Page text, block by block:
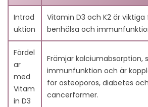
8.8. 8. Är det nödvändigt att ta
tillskott?
8.10. 10. Kan jag få tillräckligt med
exponering ensam?
Introd
uktion
Vitamin D3 och K2 är
benhälsa och
Fördel
ar
med
Vitam
in D3
Främjar kalciumabsorption,
immunfunktion och är
för osteoporos, diabetes
cancerformer.